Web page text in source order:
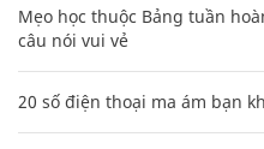
Mẹo học thuộc Bảng tuần
câu nói vui vẻ
20 số điện thoại ma ám bạn